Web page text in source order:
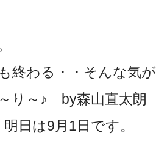
終わる・・そんな気
り～♪ by森山直太朗
日は9月1日です。